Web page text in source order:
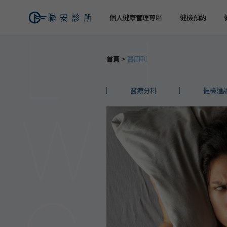
個人健康管理專區 健檢預約
健檢預約
健康檢查
關於聯安
交通資訊
首頁 醫周刊
醫療分科 健檢通